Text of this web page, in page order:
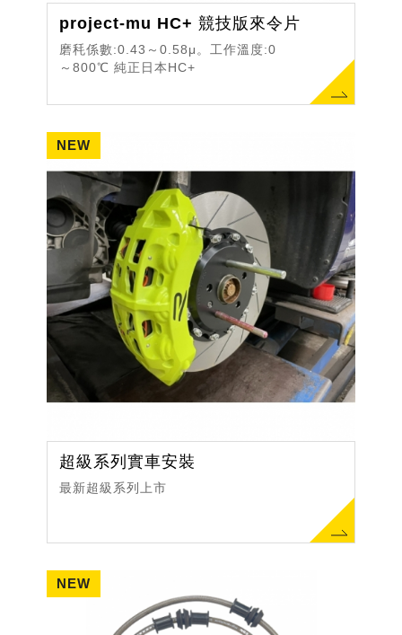
project-mu HC+ 競技版來令片
磨秏係數:0.43～0.58μ。工作溫度:0
～800℃ 純正日本HC+
超級系列實車安裝
最新超級系列上市